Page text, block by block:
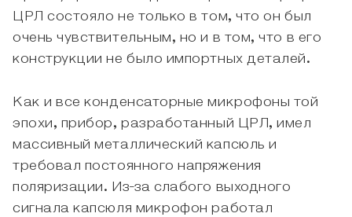
ЦРЛ состояло не только в том, что он был
очень чувствительным, но и в том, что в его
конструкции не было импортных деталей.
Как и все конденсаторные микрофоны той
эпохи, прибор, разработанный ЦРЛ, имел
массивный металлический капсюль и
требовал постоянного напряжения
поляризации. Из-за слабого выходного
сигнала капсюля микрофон работал